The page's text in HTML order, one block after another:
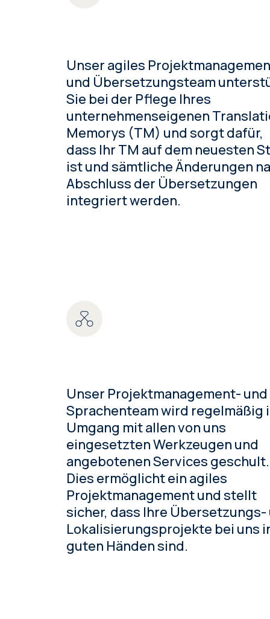
Unser agiles
und Übersetzungsteam
Sie bei der Pflege Ihres
unternehmenseigenen
Memorys (TM) und sorgt dafür,
dass Ihr TM auf dem neuesten
ist und sämtliche Änderungen
Abschluss der Übersetzungen
integriert werden.
Unser Projektmanagement- und
Sprachenteam wird regelmäßig
Umgang mit allen von uns
eingesetzten Werkzeugen und
angebotenen Services geschult.
Dies ermöglicht ein agiles
Projektmanagement und stellt
sicher, dass Ihre Übersetzungs-
Lokalisierungsprojekte bei uns
guten Händen sind.